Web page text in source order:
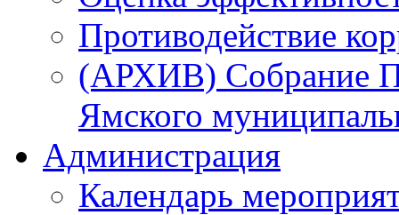
Противодействие
(АРХИВ) Собрание
Ямского
Администрация
Календарь